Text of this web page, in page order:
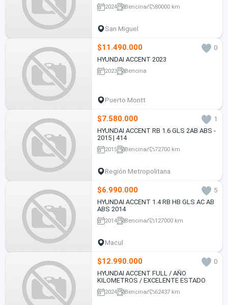
2024 Bencina 80000 km
San Miguel
$11.490.000
0
HYUNDAI ACCENT 2023
2023 Bencina
Puerto Montt
$7.580.000
1
HYUNDAI ACCENT RB 1.6 GLS 2AB ABS -
2015 | 414
2015 Bencina 72700 km
Región Metropolitana
$6.990.000
5
HYUNDAI ACCENT 1.4 RB HB GLS AC AB
ABS 2014
2014 Bencina 127000 km
Macul
$12.990.000
0
HYUNDAI ACCENT FULL / AÑO
KILOMETROS / EXCELENTE ESTADO
2024 Bencina 62437 km